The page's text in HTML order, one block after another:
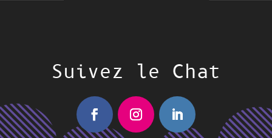
Suivez le Chat